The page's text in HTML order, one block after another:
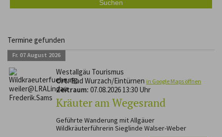
Termine gefunden
Fr. 07 August 2026
Westallgäu Tourismus
Ort:Bad Wurzach/Eintürnen in Google Maps öffnen
Zeitraum: 07.08.2026 13:30 Uhr
Kräuter am Wegesrand
Geführte Wanderung mit Allgäuer
Wildkräuterführerin Sieglinde Walser-Weber